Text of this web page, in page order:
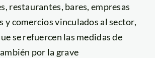
restaurantes, bares, empresas
y comercios vinculados al sector,
se refuercen las medidas de
por la grave